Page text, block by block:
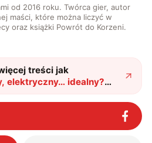
od 2016 roku. Twórca gier, autor
maści, które można liczyć w
oraz książki Powrót do Korzeni.
treści jak
elektryczny… idealny?
zachwyca całokształtem i